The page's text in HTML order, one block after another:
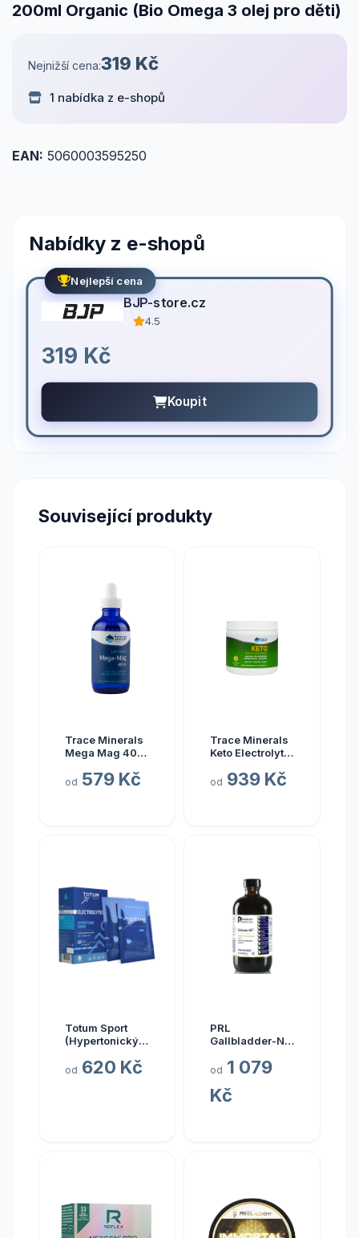
200ml Organic (Bio Omega 3 olej pro děti)
Nejnižší cena:319 Kč
1 nabídka z e-shopů
EAN: 5060003595250
Nabídky z e-shopů
Nejlepší cena
BJP-store.cz
4.5
319 Kč
Koupit
Související produkty
Trace Minerals
Mega Mag 400
elektrolyty, 118
od 579 Kč
Trace Minerals
Keto Electrolyte
elektrolyty v
od 939 Kč
Totum Sport
(Hypertonický
vody), 10 x 20
od 620 Kč
PRL
Gallbladder-ND,
237 ml
od 1 079
Kč